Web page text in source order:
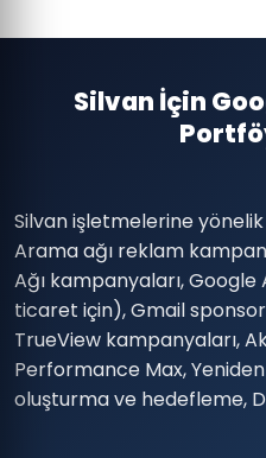
Silvan İçin
Silvan işletmelerine
Arama ağı reklam
Ağı kampanyaları, Google
ticaret için), Gmail
TrueView kampanyaları,
Performance Max,
oluşturma ve hedefleme,